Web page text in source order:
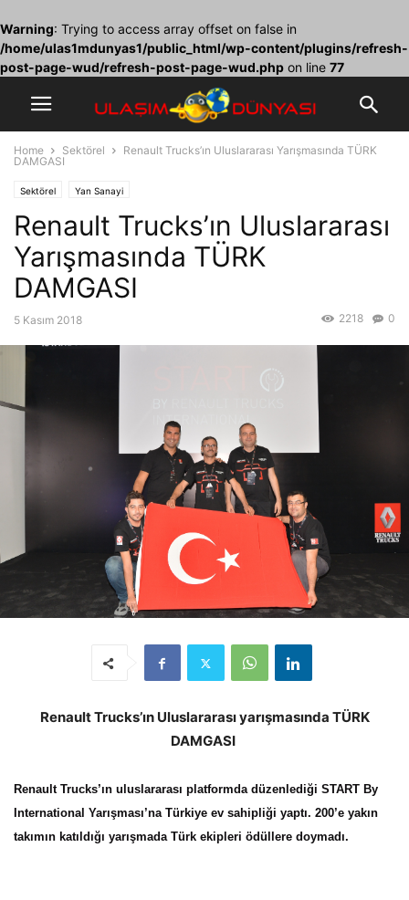
Warning: Trying to access array offset on false in
/home/ulas1mdunyas1/public_html/wp-content/plugins/refresh-
post-page-wud/refresh-post-page-wud.php on line 77
Home Sektörel
Renault Trucks’ın Uluslararası Yarışmasında TÜRK
DAMGASI
Sektörel Yan Sanayi
Renault Trucks’ın Uluslararası
Yarışmasında TÜRK
DAMGASI
5 Kasım 2018 0
2218
Renault Trucks’ın Uluslararası yarışmasında TÜRK
DAMGASI
Renault Trucks’ın uluslararası platformda düzenlediği START By
International Yarışması’na Türkiye ev sahipliği yaptı. 200’e yakın
takımın katıldığı yarışmada Türk ekipleri ödüllere doymadı.